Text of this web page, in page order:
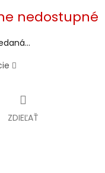
nedostupné
ZDIEĽAŤ